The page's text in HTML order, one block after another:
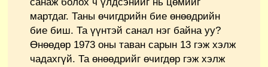
санаж болох ч үлдсэнийг нь цөмийг
мартдаг. Таны өчигдрийн бие өнөөдрийн
бие биш. Та үүнтэй санал нэг байна уу?
Өнөөдөр 1973 оны таван сарын 13 гэж хэлж
чадахгүй. Та өнөөдрийг өчигдөр гэж хэлж